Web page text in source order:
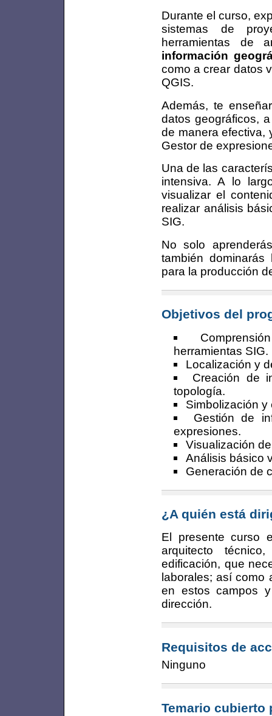
Durante el curso,
sistemas de
herramientas de
información
como a crear datos
QGIS.
Además, te
datos geográficos,
de manera efectiva,
Gestor de
Una de las
intensiva. A lo
visualizar el
realizar análisis
SIG.
No solo
también
para la producción
Objetivos del
herramientas SIG.
Localización y
Creación de
topología.
Simbolización y
Gestión de
expresiones.
Visualización
Análisis básico
Generación de
¿A quién está
El presente curso
arquitecto
edificación, que
laborales; así como
en estos campos
dirección.
Requisitos de
Ninguno
Temario cubierto